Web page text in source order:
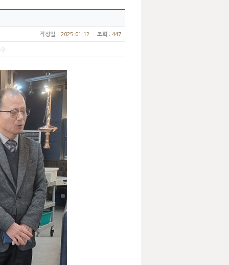
작성일 : 2025-01-12 조회 : 447